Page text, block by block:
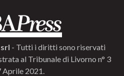
- Tutti i diritti sono riservati
al Tribunale di Livorno n° 3
Aprile 2021.